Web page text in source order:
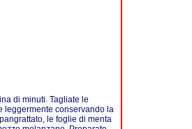
di minuti. Tagliate le
leggermente conservando la
le foglie di menta